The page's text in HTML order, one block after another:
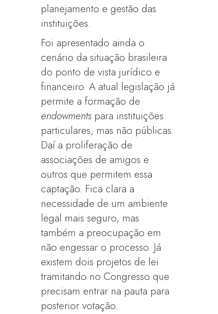
planejamento e gestão das
instituições.
Foi apresentado ainda o
cenário da situação brasileira
do ponto de vista jurídico e
financeiro. A atual legislação já
permite a formação de
endowments para instituições
particulares, mas não públicas.
Daí a proliferação de
associações de amigos e
outros que permitem essa
captação. Fica clara a
necessidade de um ambiente
legal mais seguro, mas
também a preocupação em
não engessar o processo. Já
existem dois projetos de lei
tramitando no Congresso que
precisam entrar na pauta para
posterior votação.